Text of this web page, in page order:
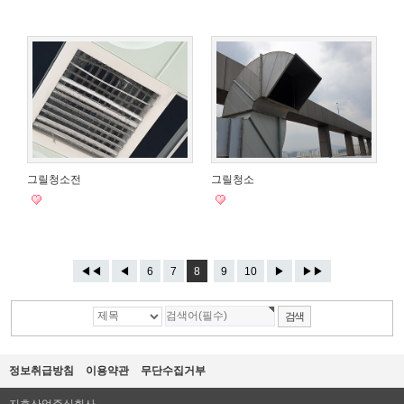
그릴청소전 그릴청소
◀◀ ◀ 6 7 8 9 10 ▶ ▶▶
정보취급방침 이용약관 무단수집거부